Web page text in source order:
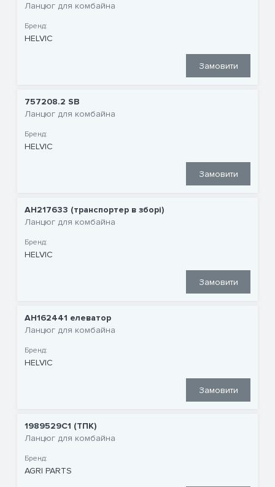
Ланцюг для комбайна
Бренд:
HELVIC
Замовити
757208.2 SB
Ланцюг для комбайна
Бренд:
HELVIC
Замовити
AH217633 (транспортер в зборі)
Ланцюг для комбайна
Бренд:
HELVIC
Замовити
AH162441 елеватор
Ланцюг для комбайна
Бренд:
HELVIC
Замовити
1989529C1 (ТПК)
Ланцюг для комбайна
Бренд:
AGRI PARTS